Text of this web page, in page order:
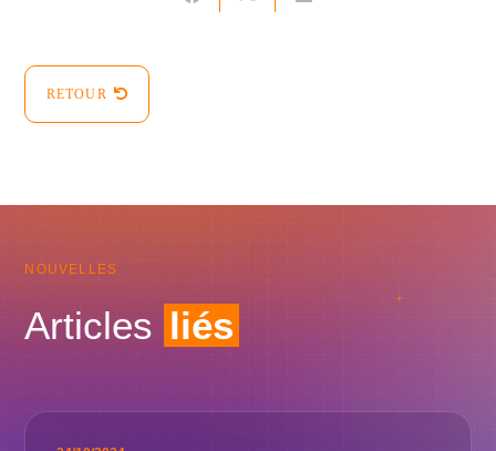
RETOUR
NOUVELLES
Articles liés